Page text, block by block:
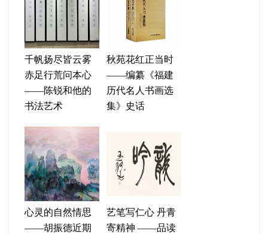
千帆扬尽皆云雾
赤足行荒问本心
——陈锐和他的
书法艺术
秋苑花红正当时
——编纂《福建
历代名人书画选
集》史话
心灵的自然情思
——胡振德近期
艺笔写仁心 丹青
寄精神 ——品读